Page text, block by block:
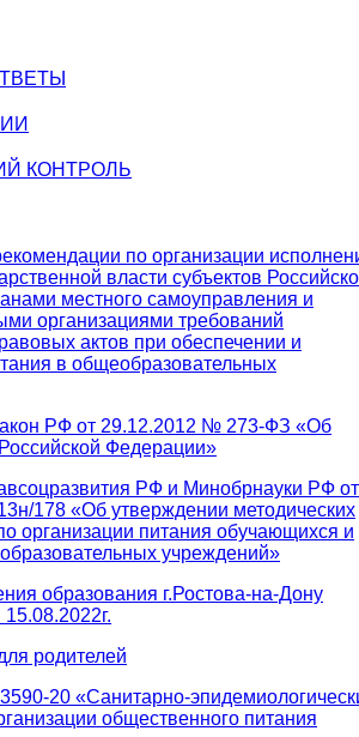
КОНТРОЛЬ
по организации
власти субъектов
местного самоуправления и
организациями требований
актов при обеспечении и
в общеобразовательных
РФ от 29.12.2012 № 273-ФЗ «Об
Федерации»
РФ и Минобрнауки РФ от
178 «Об утверждении методических
организации питания обучающихся и
учреждений»
образования г.Ростова-на-Дону
родителей
20 «Санитарно-
общественного питания